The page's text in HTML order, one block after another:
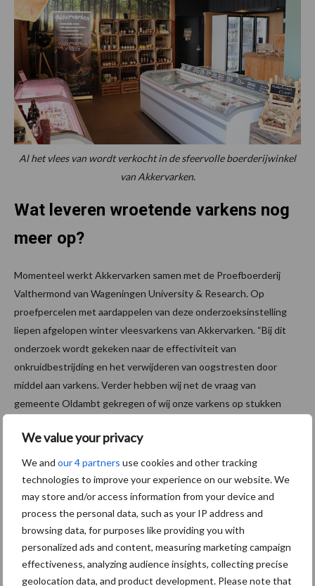
We value your privacy
We and our 4 partners use cookies and other tracking
technologies to improve your experience on our website. We
may store and/or access information from your device and
process the personal data, such as your IP address and
browsing data, for purposes like providing you with
personalized ads and content, measuring marketing campaign
effectiveness, analyzing audience insights, collecting precise
geolocation data, and product development. Please note that
Al het vlees van wordt verkocht in de sfeervolle boerderijwinkel
van Akkervarken.
Wat leveren wroetende varkens nog
meer op?
Momenteel werkt Akkervarken samen met de Proefboerderij
Valthermond van Wageningen University & Research. Op
proefpercelen met aardappelen van deze onderzoeksinstelling
liepen afgelopen winter vleesvarkens van Akkervarken. “Bij dit
onderzoek wordt gekeken naar de effectiviteit van
onkruidbestrijding en het verwijderen van oogstresten door
middel aan varkens. Verder hebben wij net de vraag van
gemeente Oldambt gekregen of wij onze varkens op stukken
bestrijding daarvan door middel van elektrocuteren de afgelopen
vijf jaar mislukt is.”
Tekst en beeld: Dick van Doorn
Aanbevolen voor jou! aaltjes
Inudatie op dalgrond: is dat
effectief?